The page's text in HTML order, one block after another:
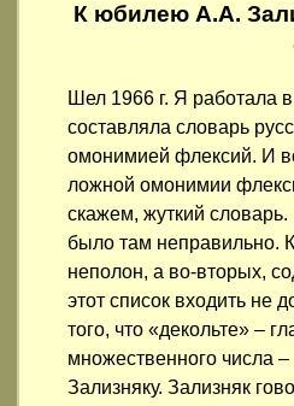
К юбилею А.А.
Шел 1966 г. Я работала
составляла словарь
омонимией флексий. И
ложной омонимии
скажем, жуткий
было там неправильно.
неполон, а во-вторых,
этот список входить не
того, что «декольте» –
множественного числа
Зализняку. Зализняк